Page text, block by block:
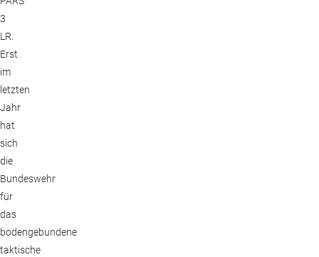
3
LR.
Erst
im
letzten
Jahr
hat
sich
die
Bundeswehr
für
das
bodengebundene
taktische